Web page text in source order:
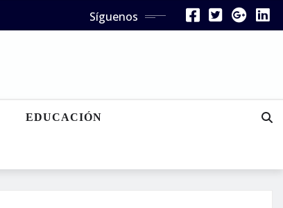
Síguenos
EDUCACIÓN